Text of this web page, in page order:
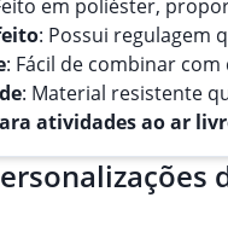
em poliéster,
: Possui regulagem
: Fácil de combinar
: Material resistente
atividades ao ar